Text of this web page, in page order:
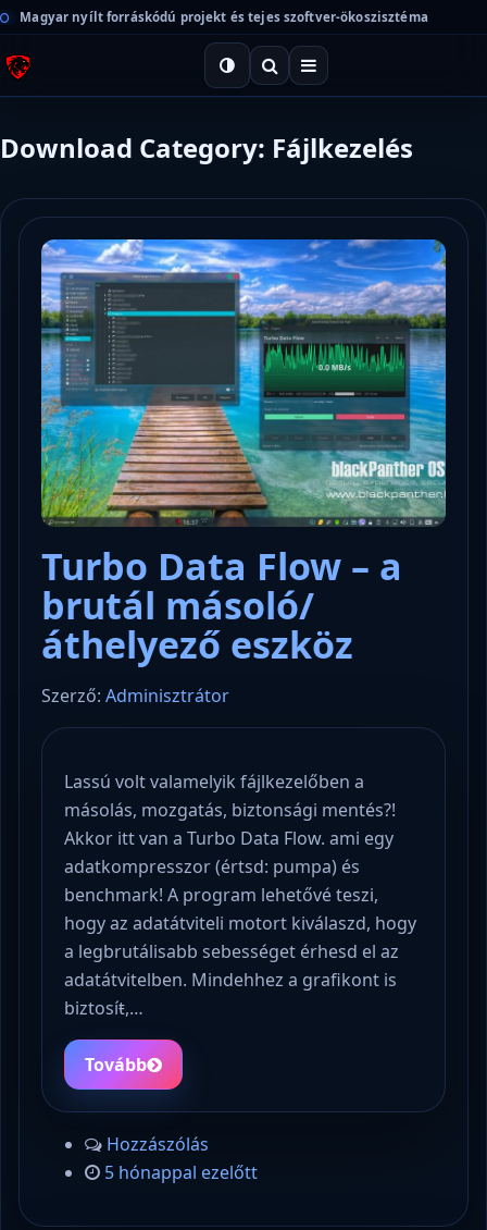
Magyar nyílt forráskódú projekt és tejes szoftver-ökoszisztéma
Download Category: Fájlkezelés
Turbo Data Flow – a
brutál másoló/
áthelyező eszköz
Szerző: Adminisztrátor
Lassú volt valamelyik fájlkezelőben a
másolás, mozgatás, biztonsági mentés?!
Akkor itt van a Turbo Data Flow. ami egy
adatkompresszor (értsd: pumpa) és
benchmark! A program lehetővé teszi,
hogy az adatátviteli motort kiválaszd, hogy
a legbrutálisabb sebességet érhesd el az
adatátvitelben. Mindehhez a grafikont is
biztosíŧ,…
Tovább
Hozzászólás
5 hónappal ezelőtt